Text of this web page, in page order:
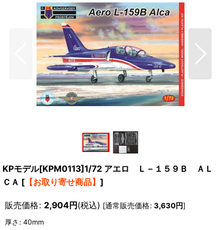
KPモデル[KPM0113]1/72 アエロ Ｌ－１５９Ｂ ＡＬ
ＣＡ [ 【お取り寄せ商品】 ]
販売価格: 2,904円(税込) [通常販売価格: 3,630円]
厚さ : 40mm